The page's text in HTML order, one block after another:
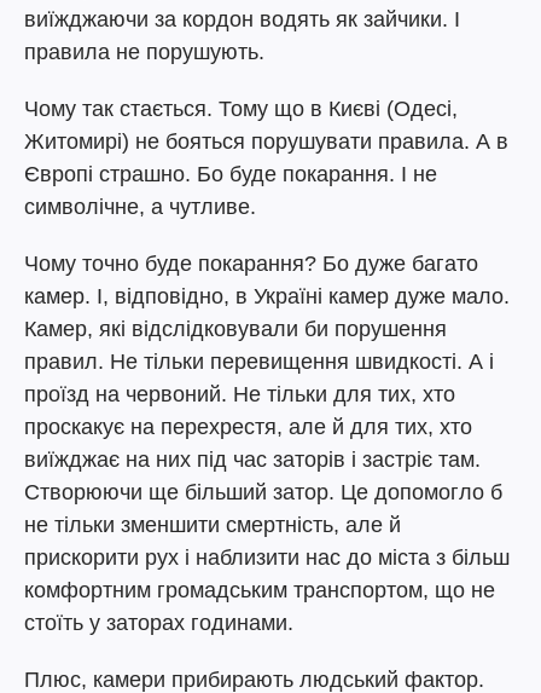
виїжджаючи за кордон водять як зайчики. І
правила не порушують.
Чому так стається. Тому що в Києві (Одесі,
Житомирі) не бояться порушувати правила. А в
Європі страшно. Бо буде покарання. І не
символічне, а чутливе.
Чому точно буде покарання? Бо дуже багато
камер. І, відповідно, в Україні камер дуже мало.
Камер, які відслідковували би порушення
правил. Не тільки перевищення швидкості. А і
проїзд на червоний. Не тільки для тих, хто
проскакує на перехрестя, але й для тих, хто
виїжджає на них під час заторів і застріє там.
Створюючи ще більший затор. Це допомогло б
не тільки зменшити смертність, але й
прискорити рух і наблизити нас до міста з більш
комфортним громадським транспортом, що не
стоїть у заторах годинами.
Плюс, камери прибирають людський фактор.